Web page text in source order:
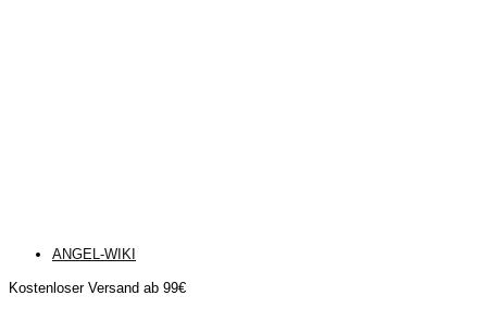
ANGEL-WIKI
Kostenloser Versand ab 99€